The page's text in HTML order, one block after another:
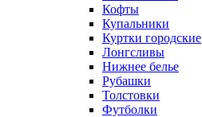
Кофты
Купальники
Куртки городские
Лонгсливы
Нижнее белье
Рубашки
Толстовки
Футболки